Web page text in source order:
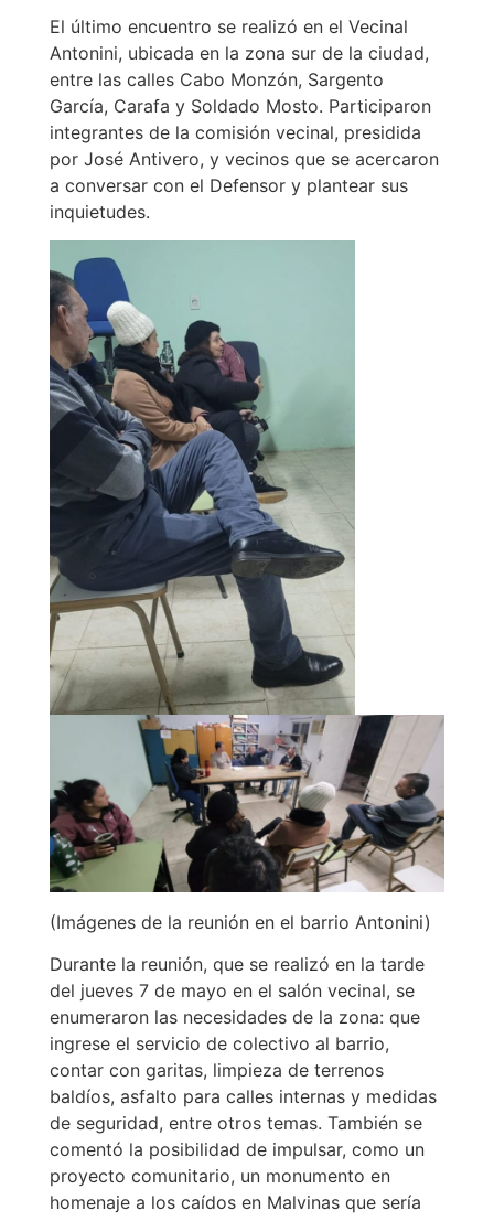
El último encuentro se realizó en el Vecinal
Antonini, ubicada en la zona sur de la ciudad,
entre las calles Cabo Monzón, Sargento
García, Carafa y Soldado Mosto. Participaron
integrantes de la comisión vecinal, presidida
por José Antivero, y vecinos que se acercaron
a conversar con el Defensor y plantear sus
inquietudes.
(Imágenes de la reunión en el barrio Antonini)
Durante la reunión, que se realizó en la tarde
del jueves 7 de mayo en el salón vecinal, se
enumeraron las necesidades de la zona: que
ingrese el servicio de colectivo al barrio,
contar con garitas, limpieza de terrenos
baldíos, asfalto para calles internas y medidas
de seguridad, entre otros temas. También se
comentó la posibilidad de impulsar, como un
proyecto comunitario, un monumento en
homenaje a los caídos en Malvinas que sería